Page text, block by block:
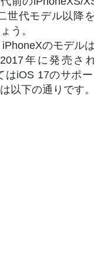
世代モデル以降
う。
iPhoneXのモデル
年に発売さ
はiOS 17のサポ
以下の通りです